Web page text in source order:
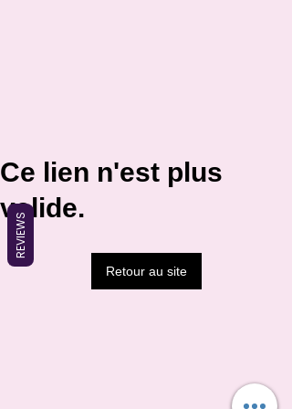
Ce lien n'est plus
valide.
Retour au site
REVIEWS